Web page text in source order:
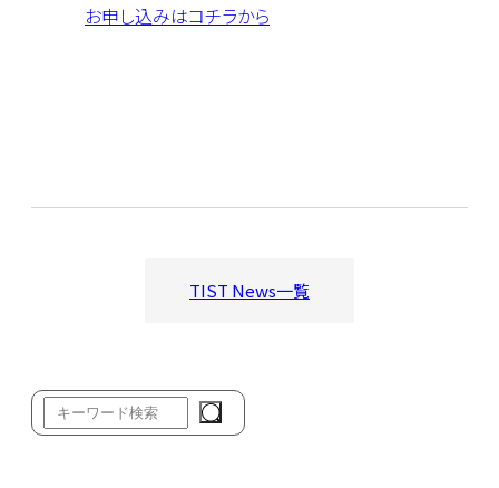
お申し込みはコチラから
TIST News一覧